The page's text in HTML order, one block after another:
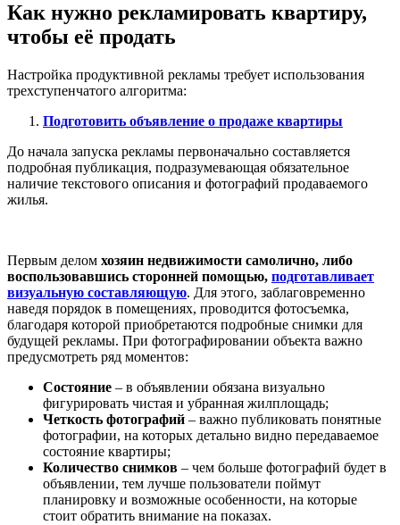
Как нужно рекламировать квартиру,
чтобы её продать
Настройка продуктивной рекламы требует использования
трехступенчатого алгоритма:
Подготовить объявление о продаже квартиры
До начала запуска рекламы первоначально составляется
подробная публикация, подразумевающая обязательное
наличие текстового описания и фотографий продаваемого
жилья.
Первым делом хозяин недвижимости самолично, либо
воспользовавшись сторонней помощью, подготавливает
визуальную составляющую. Для этого, заблаговременно
наведя порядок в помещениях, проводится фотосъемка,
благодаря которой приобретаются подробные снимки для
будущей рекламы. При фотографировании объекта важно
предусмотреть ряд моментов:
Состояние – в объявлении обязана визуально
фигурировать чистая и убранная жилплощадь;
Четкость фотографий – важно публиковать понятные
фотографии, на которых детально видно передаваемое
состояние квартиры;
Количество снимков – чем больше фотографий будет в
объявлении, тем лучше пользователи поймут
планировку и возможные особенности, на которые
стоит обратить внимание на показах.